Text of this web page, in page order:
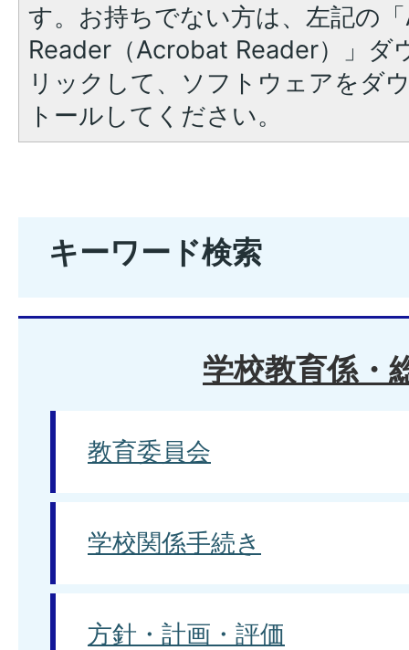
す。お持ちでない方は、左記の
Reader（Acrobat Reader）」ダ
リックして、ソフトウェアをダ
トールしてください。
キーワード検索
学校教育係・
教育委員会
学校関係手続き
方針・計画・評価